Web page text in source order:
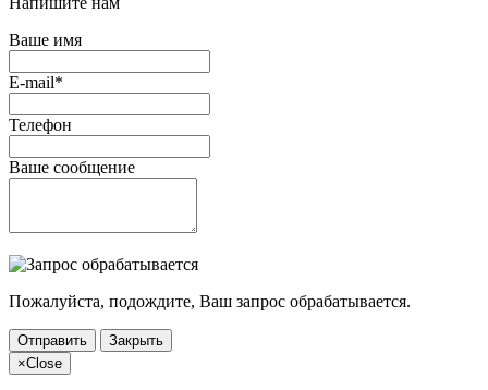
Ваше имя
E-mail*
Телефон
Ваше сообщение
Пожалуйста, подождите, Ваш запрос обрабатывается.
Отправить
Закрыть
×Close